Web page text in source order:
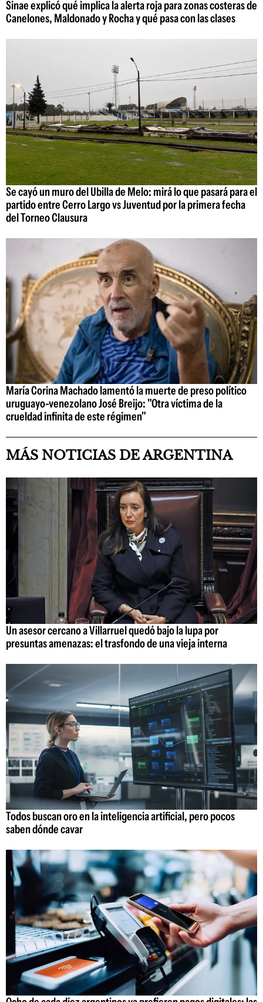
Sinae explicó qué implica la alerta roja para zonas costeras de
Canelones, Maldonado y Rocha y qué pasa con las clases
Se cayó un muro del Ubilla de Melo: mirá lo que pasará para el
partido entre Cerro Largo vs Juventud por la primera fecha
del Torneo Clausura
María Corina Machado lamentó la muerte de preso político
uruguayo-venezolano José Breijo: "Otra víctima de la
crueldad infinita de este régimen"
MÁS NOTICIAS DE ARGENTINA
Un asesor cercano a Villarruel quedó bajo la lupa por
presuntas amenazas: el trasfondo de una vieja interna
Todos buscan oro en la inteligencia artificial, pero pocos
saben dónde cavar